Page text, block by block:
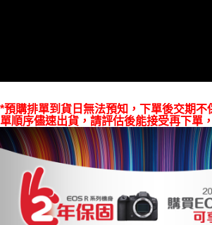
時審查核予不同之上限額度；若仍有額度不足之情
請求用戶進行身份認證。
５．嚴禁一人註冊多個帳號或使用他人資訊註冊。
恩沛科技股份有限公司將有權停止該用戶之使用額度
*預購排單到貨日無法預知，下單後交期不
單順序儘速出貨，請評估後能接受再下單